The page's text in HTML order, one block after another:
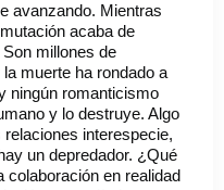
avanzando. Mientras
acaba de
millones de
muerte ha rondado a
ningún romanticismo
y lo destruye. Algo
interespecie,
un depredador. ¿Qué
en realidad